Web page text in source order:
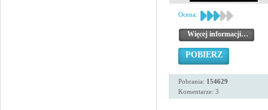
Ocena:
Więcej informacji…
POBIERZ
Pobrania: 154629
Komentarze: 3